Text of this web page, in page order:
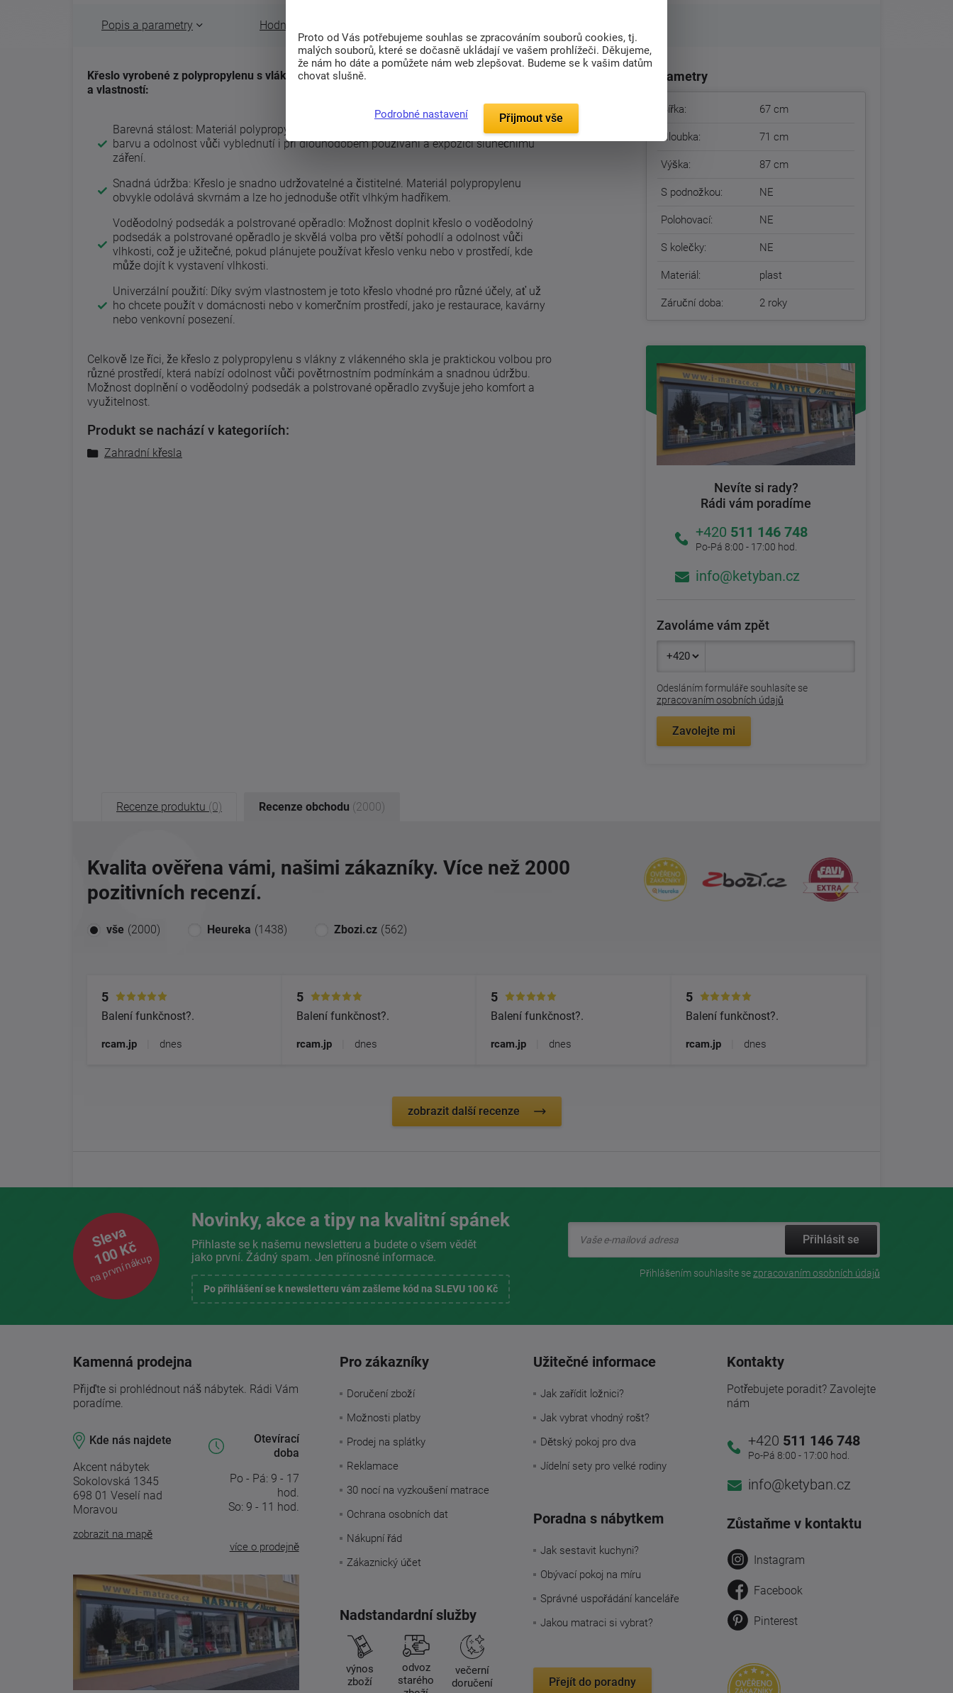
Popis a parametry Hodnocení (0)
Křeslo vyrobené z polypropylenu s vlákny z vlákenného skla (fiberglass) má několik výhod
a vlastností:
Barevná stálost: Materiál polypropylenu s fiberglass zajišťuje, že křeslo si udrží svou
barvu a odolnost vůči vyblednutí i při dlouhodobém používání a expozici slunečnímu
záření.
Snadná údržba: Křeslo je snadno udržovatelné a čistitelné. Materiál polypropylenu
obvykle odolává skvrnám a lze ho jednoduše otřít vlhkým hadříkem.
Voděodolný podsedák a polstrované opěradlo: Možnost doplnit křeslo o voděodolný
podsedák a polstrované opěradlo je skvělá volba pro větší pohodlí a odolnost vůči
vlhkosti, což je užitečné, pokud plánujete používat křeslo venku nebo v prostředí, kde
může dojít k vystavení vlhkosti.
Univerzální použití: Díky svým vlastnostem je toto křeslo vhodné pro různé účely, ať už
ho chcete použít v domácnosti nebo v komerčním prostředí, jako je restaurace, kavárny
nebo venkovní posezení.
Celkově lze říci, že křeslo z polypropylenu s vlákny z vlákenného skla je praktickou volbou pro
různé prostředí, která nabízí odolnost vůči povětrnostním podmínkám a snadnou údržbu.
Možnost doplnění o voděodolný podsedák a polstrované opěradlo zvyšuje jeho komfort a
využitelnost.
Produkt se nachází v kategoriích:
Zahradní křesla
Parametry
Šířka: 67 cm
Hloubka: 71 cm
Výška: 87 cm
S podnožkou: NE
Polohovací: NE
S kolečky: NE
Materiál: plast
Záruční doba: 2 roky
Nevíte si rady?
Rádi vám poradíme
+420 511 146 748
Po-Pá 8:00 - 17:00 hod.
info@ketyban.cz
Zavoláme vám zpět
Odesláním formuláře souhlasíte se
zpracovaním osobních údajů
Zavolejte mi
Recenze produktu (0) Recenze obchodu (2000)
Kvalita ověřena vámi, našimi zákazníky. Více než 2000
pozitivních recenzí.
vše (2000) Heureka (1438) Zbozi.cz (562)
5
Balení funkčnost?.
rcam.jp dnes
5
Balení funkčnost?.
rcam.jp dnes
5
Balení funkčnost?.
rcam.jp dnes
5
Balení funkčnost?.
rcam.jp dnes
zobrazit další recenze
Sleva
100 Kč
na první nákup
Novinky, akce a tipy na kvalitní spánek
Přihlaste se k našemu newsletteru a budete o všem vědět
jako první. Žádný spam. Jen přínosné informace.
Po přihlášení se k newsletteru vám zašleme kód na SLEVU 100 Kč
Přihlásit se
Přihlášením souhlasíte sezpracovaním osobních údajů
Kamenná prodejna
Přijďte si prohlédnout náš nábytek. Rádi Vám
poradíme.
Kde nás najdete
Akcent nábytek
Sokolovská 1345
698 01 Veselí nad
Moravou
zobrazit na mapě
Otevírací
doba
Po - Pá: 9 - 17
hod.
So: 9 - 11 hod.
více o prodejně
Pro zákazníky
Doručení zboží
Možnosti platby
Prodej na splátky
Reklamace
30 nocí na vyzkoušení matrace
Ochrana osobních dat
Nákupní řád
Zákaznický účet
Nadstandardní služby
výnos
zboží
odvoz
starého
večerní
doručení
Užitečné informace
Jak zařídit ložnici?
Jak vybrat vhodný rošt?
Dětský pokoj pro dva
Jídelní sety pro velké rodiny
Poradna s nábytkem
Jak sestavit kuchyni?
Obývací pokoj na míru
Správné uspořádání kanceláře
Jakou matraci si vybrat?
Přejít do poradny
Kontakty
Potřebujete poradit? Zavolejte
nám
+420 511 146 748
Po-Pá 8:00 - 17:00 hod.
info@ketyban.cz
Zůstaňme v kontaktu
Instagram
Facebook
Pinterest
Proto od Vás potřebujeme souhlas se zpracováním souborů cookies, tj.
malých souborů, které se dočasně ukládají ve vašem prohlížeči. Děkujeme,
že nám ho dáte a pomůžete nám web zlepšovat. Budeme se k vašim datům
chovat slušně.
Podrobné nastavení Přijmout vše